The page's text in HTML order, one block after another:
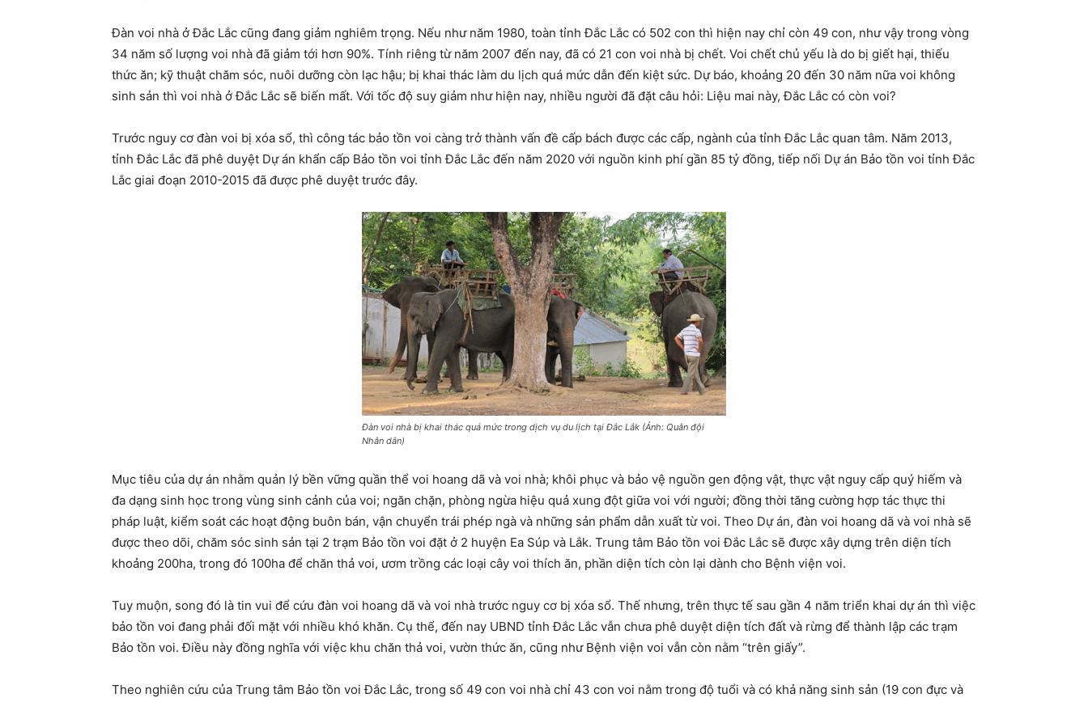
Đàn voi nhà ở Đắc Lắc cũng đang giảm nghiêm trọng. Nếu như năm 1980, toàn tỉnh Đắc Lắc có 502 con thì hiện nay chỉ còn 49 con, như vậy trong vòng
34 năm số lượng voi nhà đã giảm tới hơn 90%. Tính riêng từ năm 2007 đến nay, đã có 21 con voi nhà bị chết. Voi chết chủ yếu là do bị giết hại, thiếu
thức ăn; kỹ thuật chăm sóc, nuôi dưỡng còn lạc hậu; bị khai thác làm du lịch quá mức dẫn đến kiệt sức. Dự báo, khoảng 20 đến 30 năm nữa voi không
sinh sản thì voi nhà ở Đắc Lắc sẽ biến mất. Với tốc độ suy giảm như hiện nay, nhiều người đã đặt câu hỏi: Liệu mai này, Đắc Lắc có còn voi?
Trước nguy cơ đàn voi bị xóa sổ, thì công tác bảo tồn voi càng trở thành vấn đề cấp bách được các cấp, ngành của tỉnh Đắc Lắc quan tâm. Năm 2013,
tỉnh Đắc Lắc đã phê duyệt Dự án khẩn cấp Bảo tồn voi tỉnh Đắc Lắc đến năm 2020 với nguồn kinh phí gần 85 tỷ đồng, tiếp nối Dự án Bảo tồn voi tỉnh Đắc
Lắc giai đoạn 2010-2015 đã được phê duyệt trước đây.
Đàn voi nhà bị khai thác quá mức trong dịch vụ du lịch tại Đắc Lắk (Ảnh: Quân đội
Nhân dân)
Mục tiêu của dự án nhằm quản lý bền vững quần thể voi hoang dã và voi nhà; khôi phục và bảo vệ nguồn gen động vật, thực vật nguy cấp quý hiếm và
đa dạng sinh học trong vùng sinh cảnh của voi; ngăn chặn, phòng ngừa hiệu quả xung đột giữa voi với người; đồng thời tăng cường hợp tác thực thi
pháp luật, kiểm soát các hoạt động buôn bán, vận chuyển trái phép ngà và những sản phẩm dẫn xuất từ voi. Theo Dự án, đàn voi hoang dã và voi nhà sẽ
được theo dõi, chăm sóc sinh sản tại 2 trạm Bảo tồn voi đặt ở 2 huyện Ea Súp và Lắk. Trung tâm Bảo tồn voi Đắc Lắc sẽ được xây dựng trên diện tích
khoảng 200ha, trong đó 100ha để chăn thả voi, ươm trồng các loại cây voi thích ăn, phần diện tích còn lại dành cho Bệnh viện voi.
Tuy muộn, song đó là tin vui để cứu đàn voi hoang dã và voi nhà trước nguy cơ bị xóa sổ. Thế nhưng, trên thực tế sau gần 4 năm triển khai dự án thì việc
bảo tồn voi đang phải đối mặt với nhiều khó khăn. Cụ thể, đến nay UBND tỉnh Đắc Lắc vẫn chưa phê duyệt diện tích đất và rừng để thành lập các trạm
Bảo tồn voi. Điều này đồng nghĩa với việc khu chăn thả voi, vườn thức ăn, cũng như Bệnh viện voi vẫn còn nằm “trên giấy”.
Theo nghiên cứu của Trung tâm Bảo tồn voi Đắc Lắc, trong số 49 con voi nhà chỉ 43 con voi nằm trong độ tuổi và có khả năng sinh sản (19 con đực và